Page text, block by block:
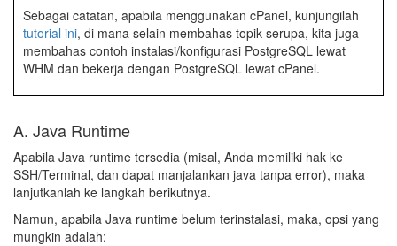
Sebagai catatan, apabila menggunakan cPanel, kunjungilah
tutorial ini, di mana selain membahas topik serupa, kita juga
membahas contoh instalasi/konfigurasi PostgreSQL lewat
WHM dan bekerja dengan PostgreSQL lewat cPanel.
A. Java Runtime
Apabila Java runtime tersedia (misal, Anda memiliki hak ke
SSH/Terminal, dan dapat manjalankan java tanpa error), maka
lanjutkanlah ke langkah berikutnya.
Namun, apabila Java runtime belum terinstalasi, maka, opsi yang
mungkin adalah: